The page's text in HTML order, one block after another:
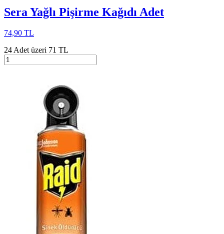
Sera Yağlı Pişirme Kağıdı Adet
74,90 TL
24 Adet üzeri 71 TL